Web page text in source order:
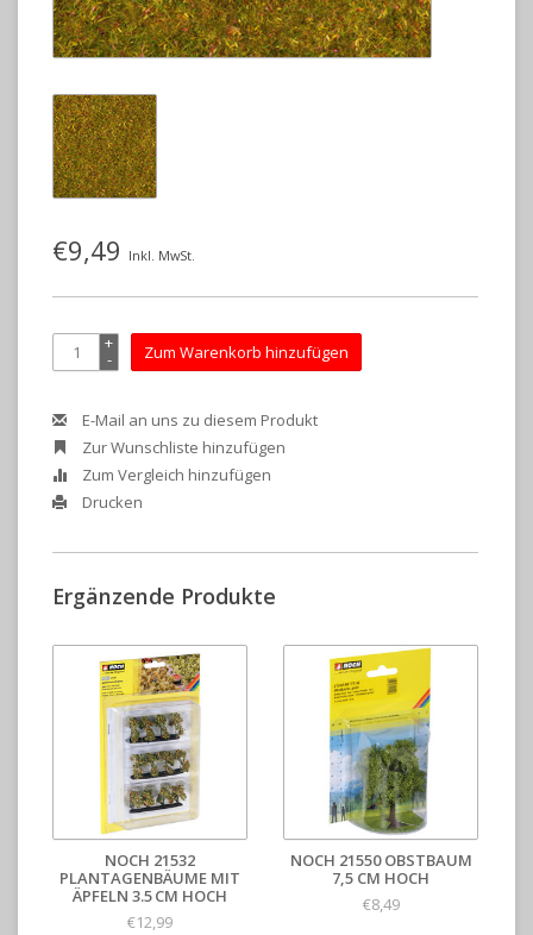
€9,49 Inkl. MwSt.
+
- Zum Warenkorb hinzufügen
E-Mail an uns zu diesem Produkt
Zur Wunschliste hinzufügen
Zum Vergleich hinzufügen
Drucken
Ergänzende Produkte
NOCH 21532
PLANTAGENBÄUME MIT
ÄPFELN 3.5 CM HOCH
€12,99
NOCH 21550 OBSTBAUM
7,5 CM HOCH
€8,49